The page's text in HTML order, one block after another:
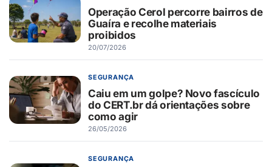
Operação Cerol percorre bairros de
Guaíra e recolhe materiais
proibidos
20/07/2026
SEGURANÇA
Caiu em um golpe? Novo fascículo
do CERT.br dá orientações sobre
como agir
26/05/2026
SEGURANÇA